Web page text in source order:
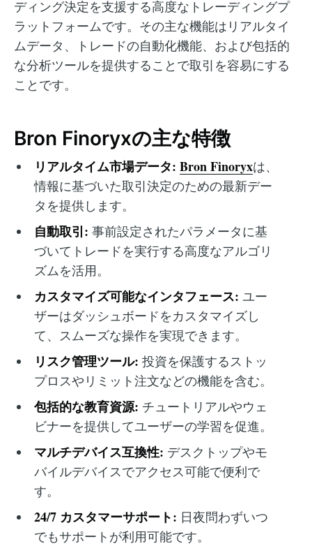
ディング決定を支援する高度なトレーディングプ
ラットフォームです。その主な機能はリアルタイ
ムデータ、トレードの自動化機能、および包括的
な分析ツールを提供することで取引を容易にする
ことです。
Bron Finoryxの主な特徴
リアルタイム市場データ: Bron Finoryxは、
情報に基づいた取引決定のための最新デー
タを提供します。
自動取引: 事前設定されたパラメータに基
づいてトレードを実行する高度なアルゴリ
ズムを活用。
カスタマイズ可能なインタフェース: ユー
ザーはダッシュボードをカスタマイズし
て、スムーズな操作を実現できます。
リスク管理ツール: 投資を保護するストッ
プロスやリミット注文などの機能を含む。
包括的な教育資源: チュートリアルやウェ
ビナーを提供してユーザーの学習を促進。
マルチデバイス互換性: デスクトップやモ
バイルデバイスでアクセス可能で便利で
す。
24/7 カスタマーサポート: 日夜問わずいつ
でもサポートが利用可能です。